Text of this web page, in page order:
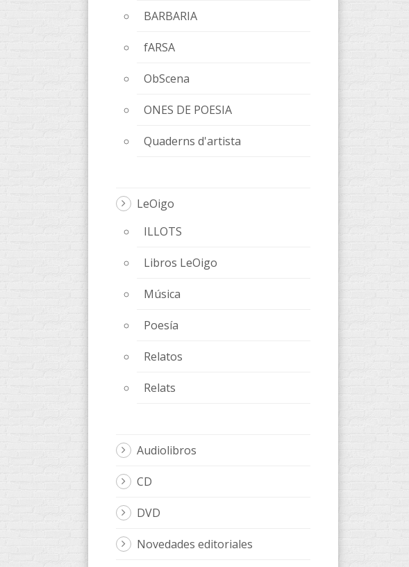
BARBARIA
fARSA
ObScena
ONES DE POESIA
Quaderns d'artista
LeOigo
ILLOTS
Libros LeOigo
Música
Poesía
Relatos
Relats
Audiolibros
CD
DVD
Novedades editoriales